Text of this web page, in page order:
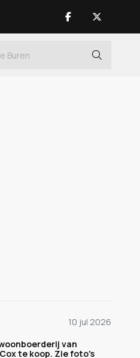
10 jul 2026
van
te koop. Zie foto's